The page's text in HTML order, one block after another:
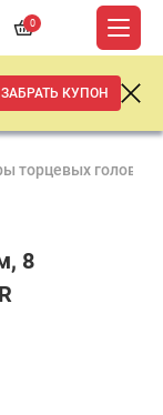
0
ЗАБРАТЬ КУПОН
торцевых головок
8